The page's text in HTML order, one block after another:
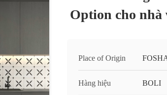
Option cho nhà
Place of Origin
Hàng hiệu BOLI